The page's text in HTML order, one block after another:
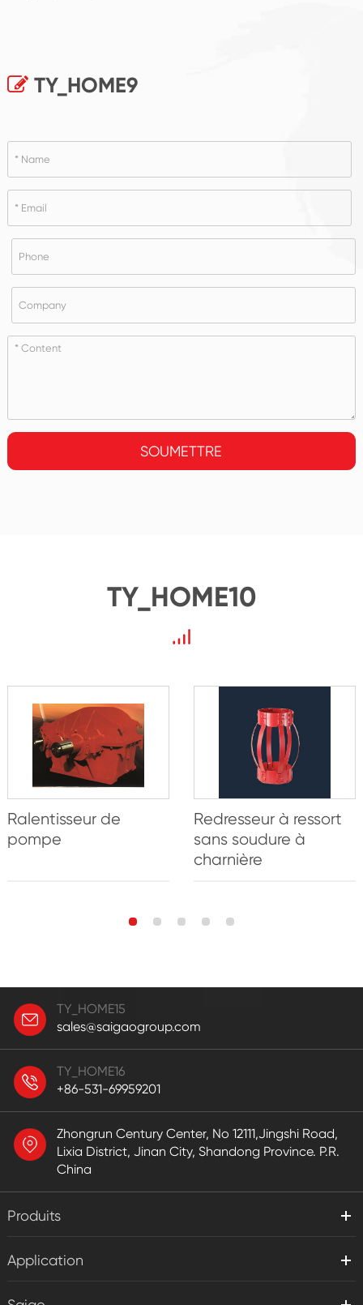
TY_HOME9
SOUMETTRE
TY_HOME10
Ralentisseur de
pompe
Redresseur à ressort
sans soudure à
charnière
TY_HOME15
sales@saigaogroup.com
TY_HOME16
+86-531-69959201
Zhongrun Century Center, No 12111,Jingshi Road,
Lixia District, Jinan City, Shandong Province. P.R.
China
Produits
Application